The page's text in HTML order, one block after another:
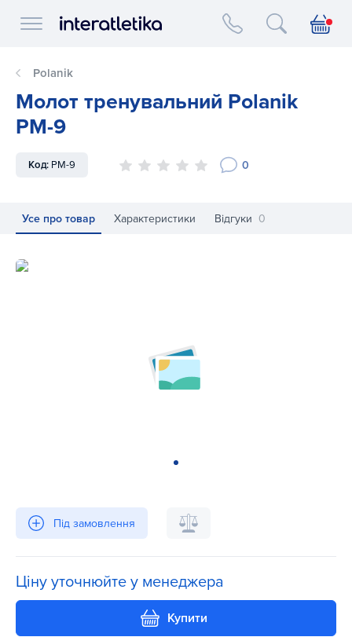
Interatletika logo
Polanik
Молот тренувальний Polanik
PM-9
Код: PM-9 0
Усе про товар Характеристики Відгуки 0
Молот тренувальний Polanik PM-9
Під замовлення
Ціну уточнюйте у менеджера
Купити